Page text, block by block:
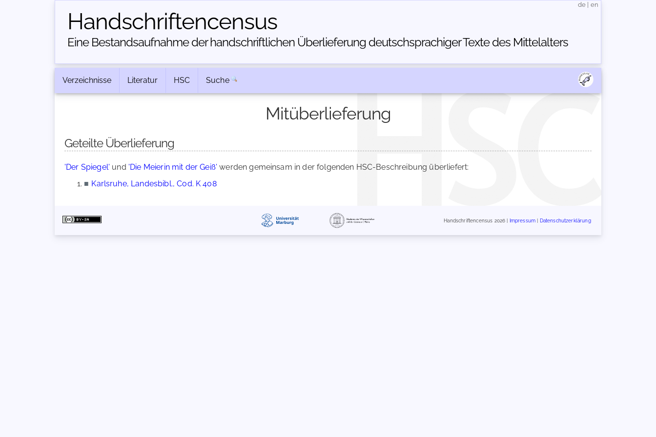
Handschriften­census
Eine Bestandsaufnahme der handschriftlichen Über­lieferung deutschsprachiger Texte des Mittelalters
de en
Verzeichnisse Literatur HSC Suche
Mitüberlieferung
Geteilte Überlieferung
'Der Spiegel' und 'Die Meierin mit der Geiß' werden gemeinsam in der folgenden HSC-Beschreibung überliefert:
■ Karlsruhe, Landesbibl., Cod. K 408
Handschriftencensus 2026 | Impressum Datenschutzerklärung